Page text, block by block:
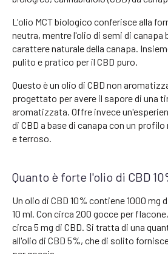
L'olio MCT biologico conferisce alla
neutra, mentre l'olio di semi di canapa
carattere naturale della canapa.
pulito e pratico per il CBD puro.
Questo è un olio di CBD non
progettato per avere il sapore di una
aromatizzata. Offre invece
di CBD a base di canapa con un
e terroso.
Quanto è forte l'olio di CBD
Un olio di CBD 10% contiene 1000 mg
10 ml. Con circa 200 gocce per
circa 5 mg di CBD. Si tratta di una
all'olio di CBD 5%, che di solito